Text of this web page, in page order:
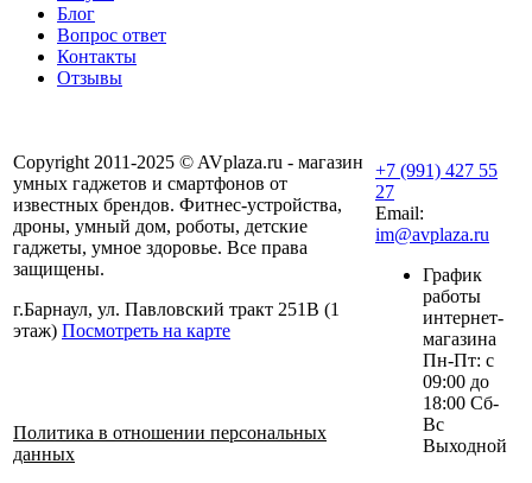
Блог
Вопрос ответ
Контакты
Отзывы
Copyright 2011-2025 © AVplaza.ru - магазин
умных гаджетов и смартфонов от
известных брендов. Фитнес-устройства,
дроны, умный дом, роботы, детские
гаджеты, умное здоровье. Все права
защищены.
г.Барнаул, ул. Павловский тракт 251В (1
этаж) Посмотреть на карте
Политика в отношении персональных
данных
+7 (991) 427 55
27
Email:
im@avplaza.ru
График
работы
интернет-
магазина
Пн-Пт: с
09:00 до
18:00 Сб-
Вс
Выходной